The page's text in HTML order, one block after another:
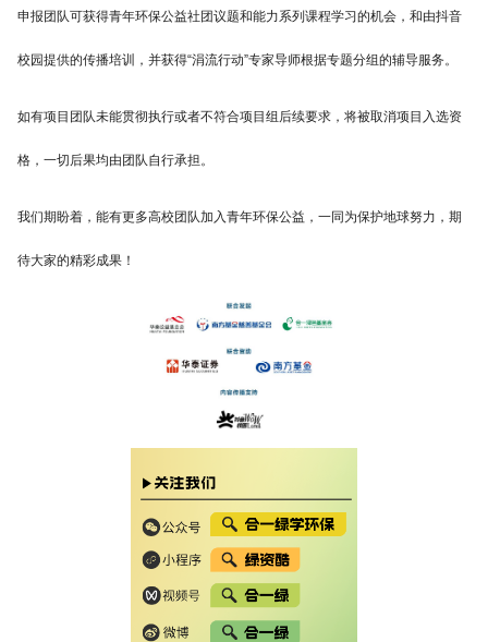
申报团队可获得青年环保公益社团议题和能力系列课程学习的机会，和由抖音
校园提供的传播培训，并获得“涓流行动”专家导师根据专题分组的辅导服务。
如有项目团队未能贯彻执行或者不符合项目组后续要求，将被取消项目入选资
格，一切后果均由团队自行承担。
我们期盼着，能有更多高校团队加入青年环保公益，一同为保护地球努力，期
待大家的精彩成果！